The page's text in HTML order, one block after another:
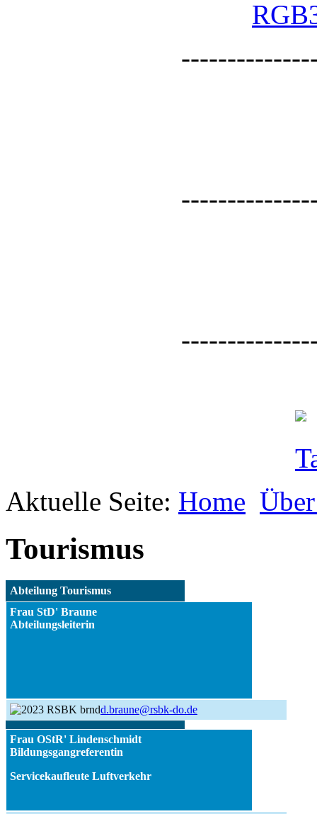
Aktuelle Seite: Home
Tourismus
Abteilung Tourismus
Frau StD' Braune
Abteilungsleiterin
d.braune@rsbk-do.de
Frau OStR' Lindenschmidt
Bildungsgangreferentin
Servicekaufleute Luftverkehr